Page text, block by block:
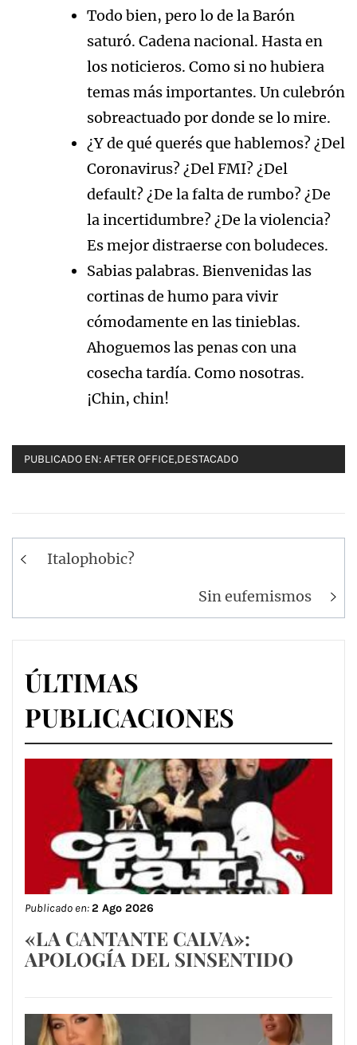
Todo bien, pero lo de la Barón
saturó. Cadena nacional. Hasta en
los noticieros. Como si no hubiera
temas más importantes. Un culebrón
sobreactuado por donde se lo mire.
¿Y de qué querés que hablemos? ¿Del
Coronavirus? ¿Del FMI? ¿Del
default? ¿De la falta de rumbo? ¿De
la incertidumbre? ¿De la violencia?
Es mejor distraerse con boludeces.
Sabias palabras. Bienvenidas las
cortinas de humo para vivir
cómodamente en las tinieblas.
Ahoguemos las penas con una
cosecha tardía. Como nosotras.
¡Chin, chin!
PUBLICADO EN:AFTER OFFICE,DESTACADO
Navegación
Italophobic?
Sin eufemismos
ÚLTIMAS
PUBLICACIONES
Publicado en:2 Ago 2026
«LA CANTANTE CALVA»:
APOLOGÍA DEL SINSENTIDO